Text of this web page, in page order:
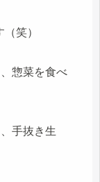
笑）
惣菜を食べ
手抜き生